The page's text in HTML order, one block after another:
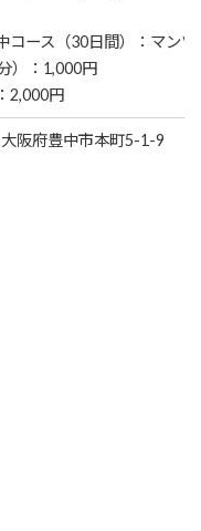
コース（30日間）：マン
）：1,000円
2,000円
阪府豊中市本町5-1-9